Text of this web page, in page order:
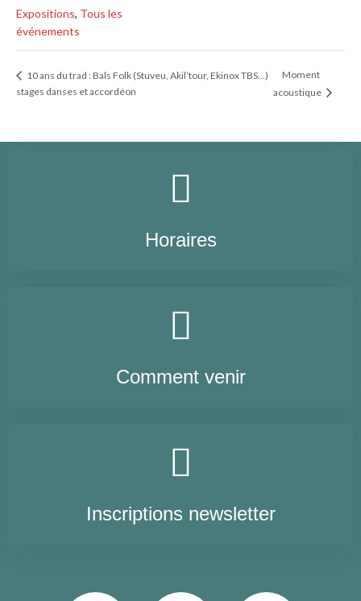
Expositions, Tous les
événements
10 ans du trad : Bals Folk (Stuveu, Akil’tour, Ekinox TBS…)
stages danses et accordéon
Moment
acoustique
Horaires
Comment venir
Inscriptions newsletter